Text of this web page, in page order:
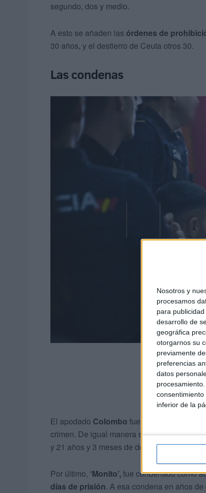
Nosotros y
procesamos
para
desarrollo de
geográfica
otorgarnos su
previamente
preferencias
datos
inferior de la
segundo, dos y medio.
A esto se añaden las órdenes de
30 años, y el destierro de Ceuta otros 30.
Las condenas
El apodado Colombo fue condenado a
crimen. De igual manera se contempla en
y 21 años y 3 meses de destierro.
Por último, ‘Monito’, fue condenado como
días de prisión. A esa condena en años